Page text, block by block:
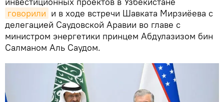
говорили и в ходе встречи Шавката Мирзиёева с
делегацией Саудовской Аравии во главе с
министром энергетики принцем Абдулазизом бин
Салманом Аль Саудом.